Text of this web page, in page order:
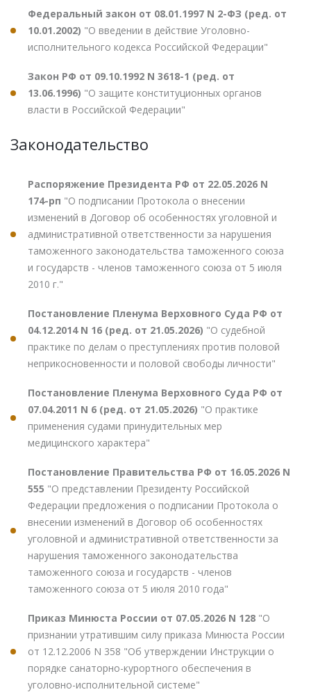
Федеральный закон от 08.01.1997 N 2-ФЗ (ред. от
10.01.2002) "О введении в действие Уголовно-
исполнительного кодекса Российской Федерации"
Закон РФ от 09.10.1992 N 3618-1 (ред. от
13.06.1996) "О защите конституционных органов
власти в Российской Федерации"
Законодательство
Распоряжение Президента РФ от 22.05.2026 N
174-рп "О подписании Протокола о внесении
изменений в Договор об особенностях уголовной и
административной ответственности за нарушения
таможенного законодательства таможенного союза
и государств - членов таможенного союза от 5 июля
2010 г."
Постановление Пленума Верховного Суда РФ от
04.12.2014 N 16 (ред. от 21.05.2026) "О судебной
практике по делам о преступлениях против половой
неприкосновенности и половой свободы личности"
Постановление Пленума Верховного Суда РФ от
07.04.2011 N 6 (ред. от 21.05.2026) "О практике
применения судами принудительных мер
медицинского характера"
Постановление Правительства РФ от 16.05.2026 N
555 "О представлении Президенту Российской
Федерации предложения о подписании Протокола о
внесении изменений в Договор об особенностях
уголовной и административной ответственности за
нарушения таможенного законодательства
таможенного союза и государств - членов
таможенного союза от 5 июля 2010 года"
Приказ Минюста России от 07.05.2026 N 128 "О
признании утратившим силу приказа Минюста России
от 12.12.2006 N 358 "Об утверждении Инструкции о
порядке санаторно-курортного обеспечения в
уголовно-исполнительной системе"